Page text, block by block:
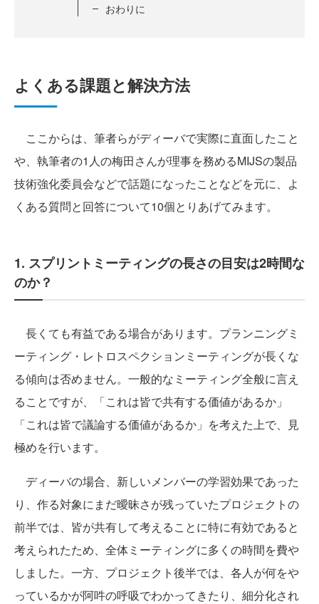
おわりに
よくある課題と解決方法
ここからは、筆者らがディーバで実際に直面したこと
や、執筆者の1人の梅田さんが理事を務めるMIJSの製品
技術強化委員会などで話題になったことなどを元に、よ
くある質問と回答について10個とりあげてみます。
1. スプリントミーティングの長さの目安は2時間な
のか？
長くても有益である場合があります。プランニングミ
ーティング・レトロスペクションミーティングが長くな
る傾向は否めません。一般的なミーティング全般に言え
ることですが、「これは皆で共有する価値があるか」
「これは皆で議論する価値があるか」を考えた上で、見
極めを行います。
ディーバの場合、新しいメンバーの学習効果であった
り、作る対象にまだ曖昧さが残っていたプロジェクトの
前半では、皆が共有して考えることに特に有効であると
考えられたため、全体ミーティングに多くの時間を費や
しました。一方、プロジェクト後半では、各人が何をや
っているかが阿吽の呼吸でわかってきたり、細分化され